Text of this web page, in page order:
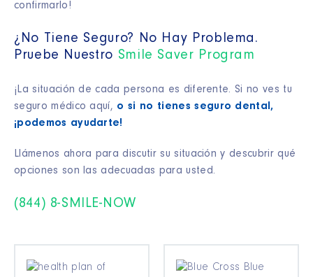
confirmarlo!
¿No Tiene Seguro? No Hay Problema.
Pruebe Nuestro Smile Saver Program
¡La situación de cada persona es diferente. Si no ves tu
seguro médico aquí, o si no tienes seguro dental,
¡podemos ayudarte!
Llámenos ahora para discutir su situación y descubrir qué
opciones son las adecuadas para usted.
(844) 8-SMILE-NOW